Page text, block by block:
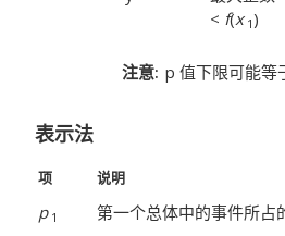
< f(x 1 )
注意 p 值下限可能等
表示法
项 说明
p 1 第一个总体中的事件所占